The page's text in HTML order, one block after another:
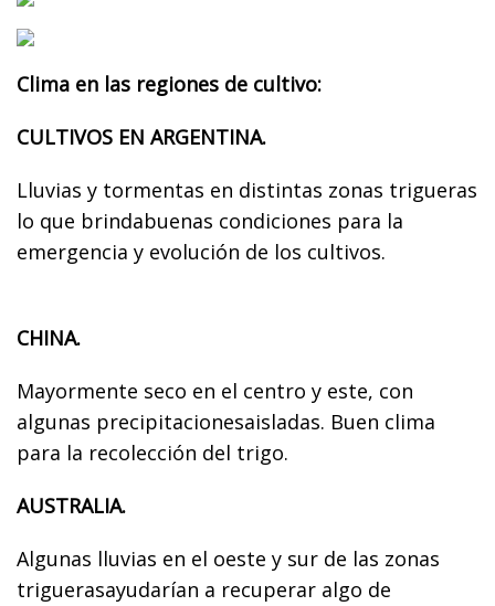
Clima en las regiones de cultivo:
CULTIVOS EN ARGENTINA.
Lluvias y tormentas en distintas zonas trigueras
lo que brindabuenas condiciones para la
emergencia y evolución de los cultivos.
CHINA.
Mayormente seco en el centro y este, con
algunas precipitacionesaisladas. Buen clima
para la recolección del trigo.
AUSTRALIA.
Algunas lluvias en el oeste y sur de las zonas
triguerasayudarían a recuperar algo de